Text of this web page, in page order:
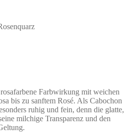
Farbwirkung mit weichen
bis zu sanftem Rosé. Als Cabochon
ruhig und fein, denn die glatte,
milchige Transparenz und den